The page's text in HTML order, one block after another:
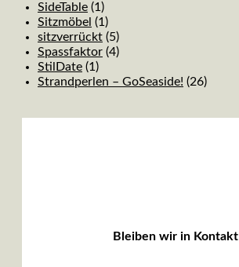
SideTable (1)
Sitzmöbel (1)
sitzverrückt (5)
Spassfaktor (4)
StilDate (1)
Strandperlen – GoSeaside! (26)
Bleiben wir in Kontakt